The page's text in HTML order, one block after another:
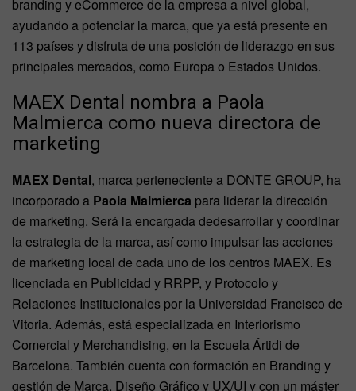
branding y eCommerce de la empresa a nivel global,
ayudando a potenciar la marca, que ya está presente en
113 países y disfruta de una posición de liderazgo en sus
principales mercados, como Europa o Estados Unidos.
MAEX Dental nombra a Paola
Malmierca como nueva directora de
marketing
MAEX Dental, marca perteneciente a DONTE GROUP, ha
incorporado a Paola Malmierca para liderar la dirección
de marketing. Será la encargada dedesarrollar y coordinar
la estrategia de la marca, así como impulsar las acciones
de marketing local de cada uno de los centros MAEX. Es
licenciada en Publicidad y RRPP, y Protocolo y
Relaciones Institucionales por la Universidad Francisco de
Vitoria. Además, está especializada en Interiorismo
Comercial y Merchandising, en la Escuela Ártidi de
Barcelona. También cuenta con formación en Branding y
gestión de Marca, Diseño Gráfico y UX/UI y con un máster